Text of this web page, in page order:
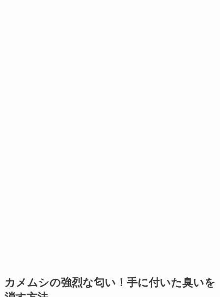
カメムシの強烈な匂い！手に付いた臭いを